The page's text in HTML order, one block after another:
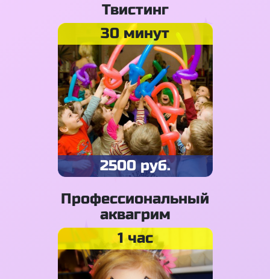
Твистинг
30 минут
2500 руб.
Профессиональный
аквагрим
1 час